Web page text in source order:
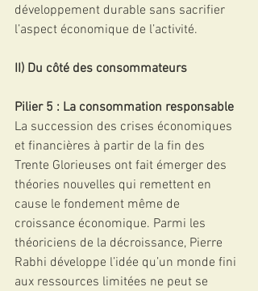
développement durable sans sacrifier
l’aspect économique de l’activité.
II) Du côté des consommateurs
Pilier 5 : La consommation responsable
La succession des crises économiques
et financières à partir de la fin des
Trente Glorieuses ont fait émerger des
théories nouvelles qui remettent en
cause le fondement même de
croissance économique. Parmi les
théoriciens de la décroissance, Pierre
Rabhi développe l’idée qu’un monde fini
aux ressources limitées ne peut se